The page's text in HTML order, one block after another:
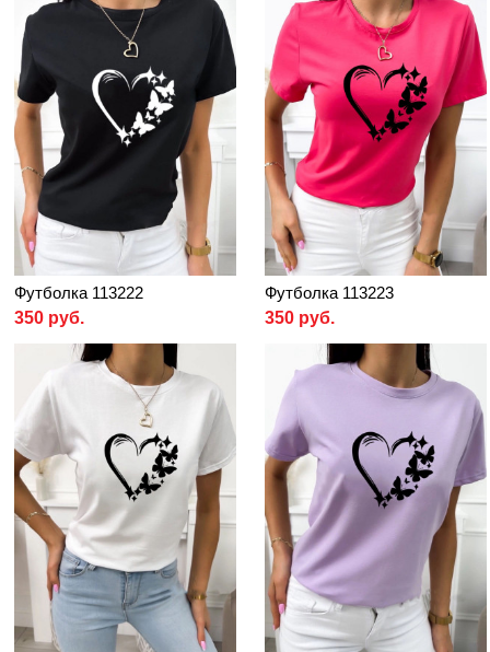
Футболка 113222
350 руб.
Футболка 113223
350 руб.